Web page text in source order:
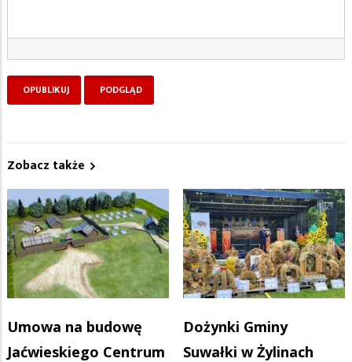
Zobacz także
Umowa na budowę
Jaćwieskiego Centrum
Dożynki Gminy
Suwałki w Żylinach